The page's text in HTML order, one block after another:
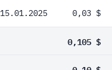
15.01.2025 0,03 $
0,105 $